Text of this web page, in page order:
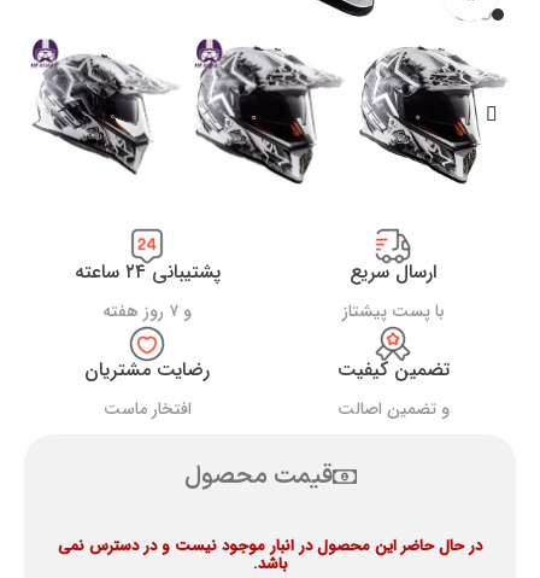
ارسال سریع
با پست پیشتاز
پشتیبانی ۲۴ ساعته
و ۷ روز هفته
تضمین کیفیت
و تضمین اصالت
رضایت مشتریان
افتخار ماست
قیمت محصول
در حال حاضر این محصول در انبار موجود نیست و در دسترس نمی
باشد.